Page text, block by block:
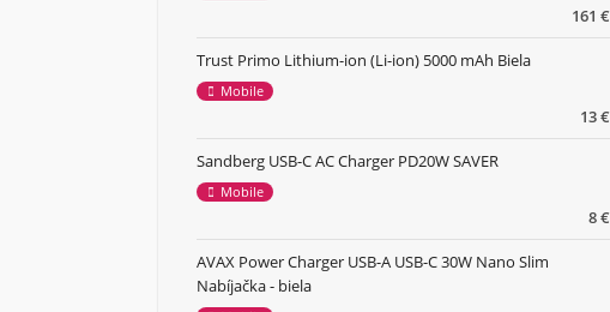
161 €
13 €
Trust Primo Lithium-ion (Li-ion) 5000 mAh Biela
Mobile
8 €
Sandberg USB-C AC Charger PD20W SAVER
Mobile
AVAX Power Charger USB-A USB-C 30W Nano Slim
Nabíjačka - biela